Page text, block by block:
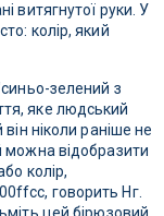
витягнутої руки. У
колір, який
зелений з
яке людський
ніколи раніше не
можна відобразити
колір,
говорить Нг.